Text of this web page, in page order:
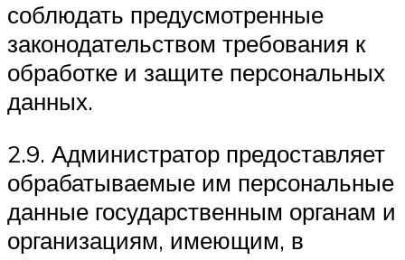
соблюдать предусмотренные
законодательством требования к
обработке и защите персональных
данных.
2.9. Администратор предоставляет
обрабатываемые им персональные
данные государственным органам и
организациям, имеющим, в